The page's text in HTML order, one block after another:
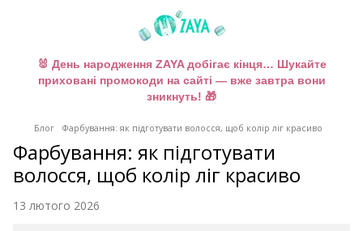
🐰 День народження ZAYA добігає кінця… Шукайте
приховані промокоди на сайті — вже завтра вони
зникнуть! 🎁
Блог Фарбування: як підготувати волосся, щоб колір ліг красиво
Фарбування: як підготувати
волосся, щоб колір ліг красиво
13 лютого 2026